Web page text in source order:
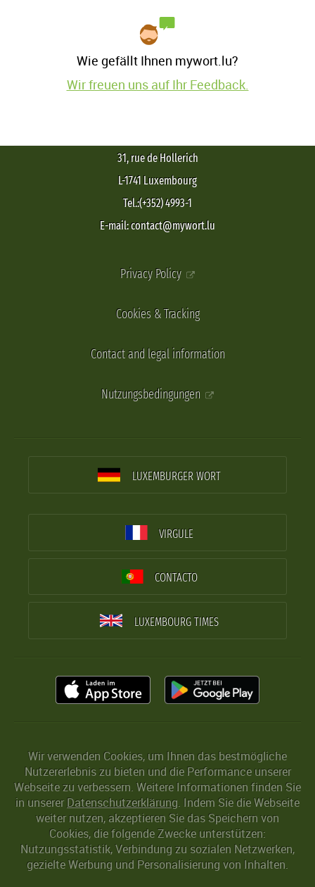
Wie gefällt Ihnen mywort.lu?
Wir freuen uns auf Ihr Feedback.
31, rue de Hollerich
L-1741 Luxembourg
Tel.:(+352) 4993-1
E-mail: contact@mywort.lu
Privacy Policy
Cookies & Tracking
Contact and legal information
Nutzungsbedingungen
LUXEMBURGER WORT
VIRGULE
CONTACTO
LUXEMBOURG TIMES
Wir verwenden Cookies, um Ihnen das bestmögliche
Nutzererlebnis zu bieten und die Performance unserer
Webseite zu verbessern. Weitere Informationen finden Sie
in unserer Datenschutzerklärung. Indem Sie die Webseite
weiter nutzen, akzeptieren Sie das Speichern von
Cookies, die folgende Zwecke unterstützen:
Nutzungsstatistik, Verbindung zu sozialen Netzwerken,
gezielte Werbung und Personalisierung von Inhalten.